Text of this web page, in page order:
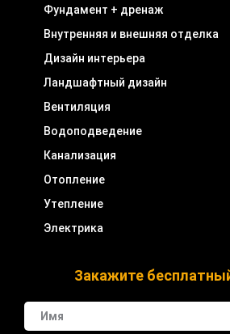
Фундамент + дренаж
Внутренняя и внешняя отделка
Дизайн интерьера
Ландшафтный дизайн
Вентиляция
Водоподведение
Канализация
Отопление
Утепление
Электрика
Закажите